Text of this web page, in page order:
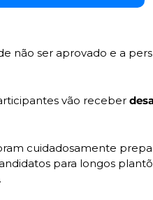
não ser aprovado e a
vão receber
cuidadosamente
para longos